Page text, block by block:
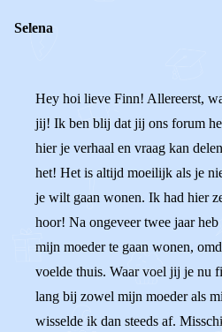
Selena
Hey hoi lieve Finn! Allereerst,
jij! Ik ben blij dat jij ons forum
hier je verhaal en vraag kan
het! Het is altijd moeilijk als je
je wilt gaan wonen. Ik had hier
hoor! Na ongeveer twee jaar
mijn moeder te gaan wonen,
voelde thuis. Waar voel jij je nu
lang bij zowel mijn moeder als
wisselde ik dan steeds af.